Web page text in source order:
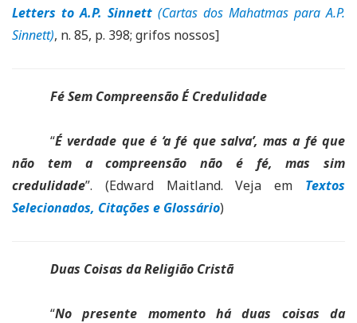
Letters to A.P. Sinnett (Cartas dos Mahatmas para A.P.
Sinnett), n. 85, p. 398; grifos nossos]
Fé Sem Compreensão É Credulidade
“É verdade que é ‘a fé que salva’, mas a fé que
não tem a compreensão não é fé, mas sim
credulidade”. (Edward Maitland. Veja em Textos
Selecionados, Citações e Glossário)
Duas Coisas da Religião Cristã
“No presente momento há duas coisas da